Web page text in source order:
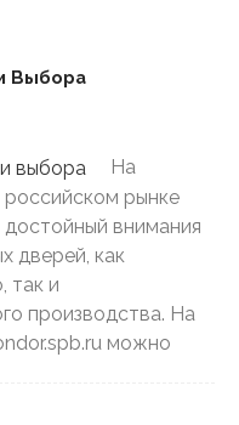
Выбора
На
рынке
достойный внимания
дверей, как
так и
производства. На
можно